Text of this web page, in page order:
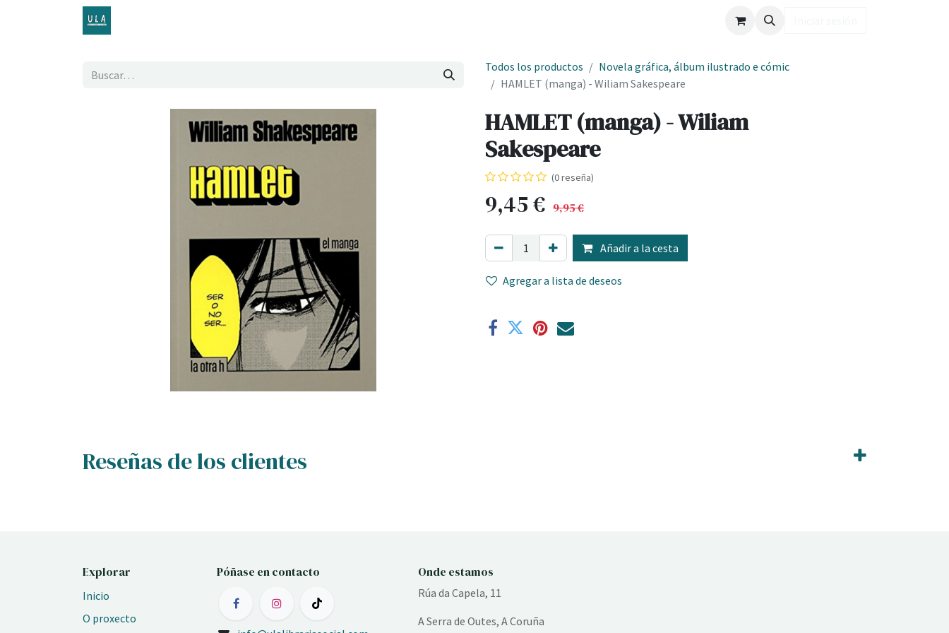
Todos los productos
Novela gráfica, álbum ilustrado e cómic
HAMLET (manga) - Wiliam Sakespeare
HAMLET (manga) - Wiliam
Sakespeare
(0 reseña)
9,45€ 9,95€
Añadir a la cesta
Agregar a lista de deseos
Reseñas de los clientes
Explorar
Inicio
O proxecto
Póñase en contacto Onde estamos
Rúa da Capela, 11
A Serra de Outes, A Coruña